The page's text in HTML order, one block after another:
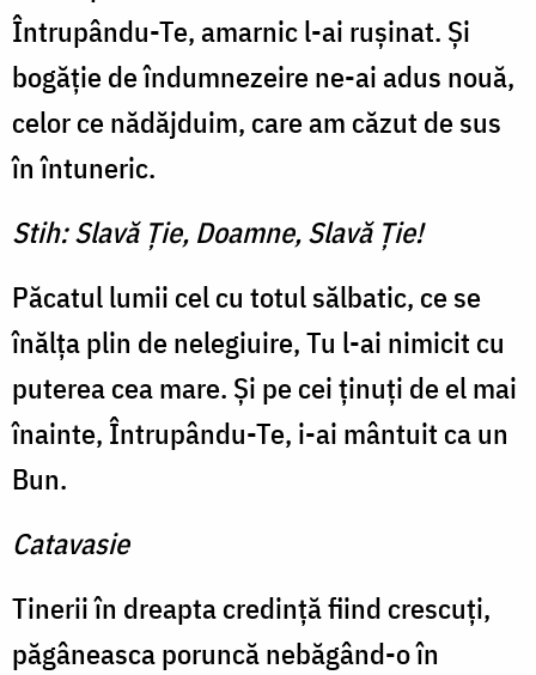
Întrupându-Te, amarnic l-ai ruşinat. Şi
bogăţie de îndumnezeire ne-ai adus nouă,
celor ce nădăjduim, care am căzut de sus
în întuneric.
Stih: Slavă Ţie, Doamne, Slavă Ţie!
Păcatul lumii cel cu totul sălbatic, ce se
înălţa plin de nelegiuire, Tu l-ai nimicit cu
puterea cea mare. Şi pe cei ţinuţi de el mai
înainte, Întrupându-Te, i-ai mântuit ca un
Bun.
Catavasie
Tinerii în dreapta credinţă fiind crescuţi,
păgâneasca poruncă nebăgând-o în